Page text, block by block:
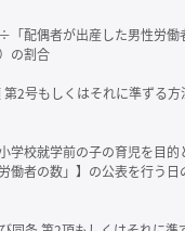
「配偶者が出産した男性労
の割合
2号もしくはそれに準ずる
学校就学前の子の育児を目
者の数」】の公表を行う